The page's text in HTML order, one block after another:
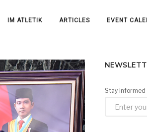
IM ATLETIK ARTICLES EVENT
Stay informed